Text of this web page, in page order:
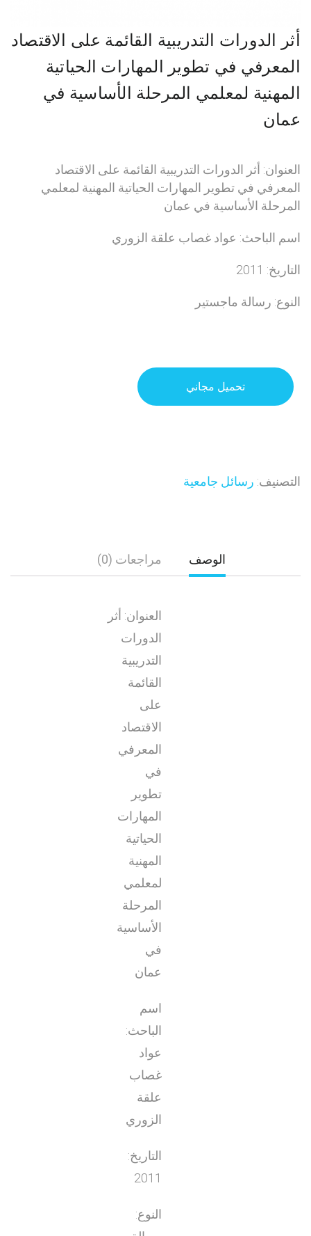
أثر الدورات التدريبية القائمة على الاقتصاد
المعرفي في تطوير المهارات الحياتية
المهنية لمعلمي المرحلة الأساسية في
عمان
العنوان: أثر الدورات التدريبية القائمة على الاقتصاد
المعرفي في تطوير المهارات الحياتية المهنية لمعلمي
المرحلة الأساسية في عمان
اسم الباحث: عواد غصاب علقة الزوري
التاريخ: 2011
النوع: رسالة ماجستير
تحميل مجاني
التصنيف: رسائل جامعية
الوصف مراجعات (0)
العنوان: أثر
الدورات
التدريبية
القائمة
على
الاقتصاد
المعرفي
في
تطوير
المهارات
الحياتية
المهنية
لمعلمي
المرحلة
الأساسية
في
عمان
اسم
الباحث:
عواد
غصاب
علقة
الزوري
التاريخ:
2011
النوع: